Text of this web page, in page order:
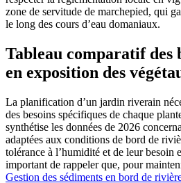
zone de servitude de marchepied, qui
le long des cours d’eau domaniaux.
Tableau comparatif des
en exposition des
La planification d’un jardin riverain
des besoins spécifiques de chaque
synthétise les données de 2026
adaptées aux conditions de bord de
tolérance à l’humidité et de leur besoin
important de rappeler que, pour
Gestion des sédiments en bord de